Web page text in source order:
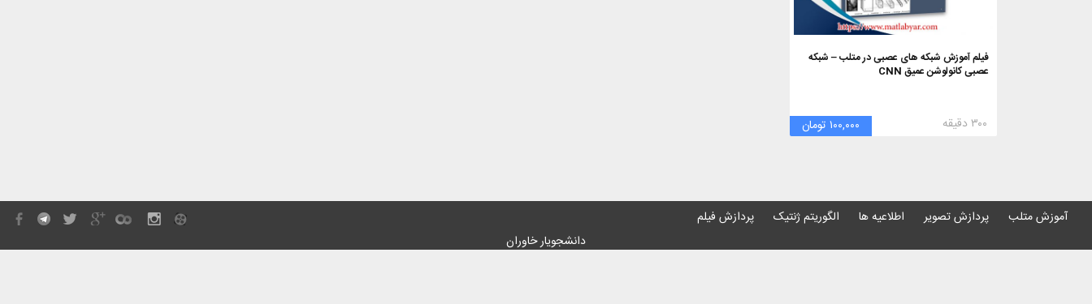
فیلم آموزش شبکه های عصبی در متلب – شبکه
عصبی کانولوشن عمیق CNN
۱۰۰,۰۰۰ تومان ۳۰۰ دقیقه
آموزش متلب پردازش تصویر اطلاعیه ها الگوریتم ژنتیک
پردازش فیلم
دانشجویار خاوران